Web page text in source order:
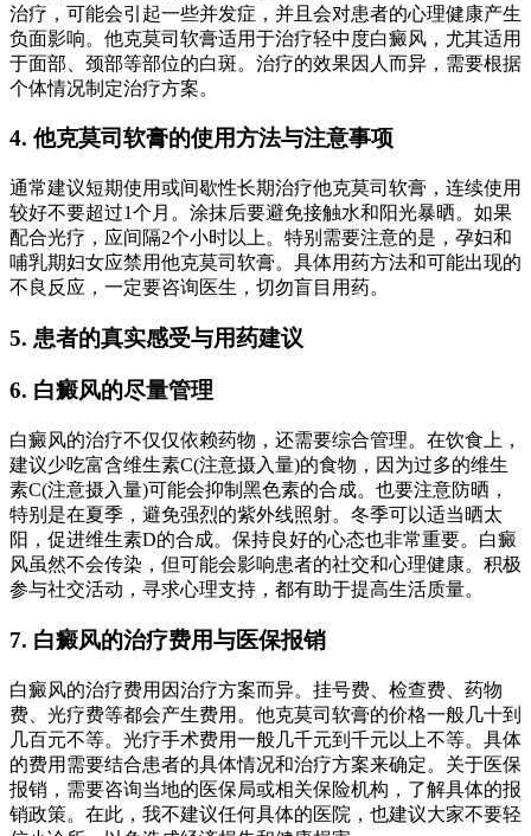
治疗，可能会引起一些并发症，并且会对患者的心理健康产生
负面影响。他克莫司软膏适用于治疗轻中度白癜风，尤其适用
于面部、颈部等部位的白斑。治疗的效果因人而异，需要根据
个体情况制定治疗方案。
4. 他克莫司软膏的使用方法与注意事项
通常建议短期使用或间歇性长期治疗他克莫司软膏，连续使用
较好不要超过1个月。涂抹后要避免接触水和阳光暴晒。如果
配合光疗，应间隔2个小时以上。特别需要注意的是，孕妇和
哺乳期妇女应禁用他克莫司软膏。具体用药方法和可能出现的
不良反应，一定要咨询医生，切勿盲目用药。
5. 患者的真实感受与用药建议
6. 白癜风的尽量管理
白癜风的治疗不仅仅依赖药物，还需要综合管理。在饮食上，
建议少吃富含维生素C(注意摄入量)的食物，因为过多的维生
素C(注意摄入量)可能会抑制黑色素的合成。也要注意防晒，
特别是在夏季，避免强烈的紫外线照射。冬季可以适当晒太
阳，促进维生素D的合成。保持良好的心态也非常重要。白癜
风虽然不会传染，但可能会影响患者的社交和心理健康。积极
参与社交活动，寻求心理支持，都有助于提高生活质量。
7. 白癜风的治疗费用与医保报销
白癜风的治疗费用因治疗方案而异。挂号费、检查费、药物
费、光疗费等都会产生费用。他克莫司软膏的价格一般几十到
几百元不等。光疗手术费用一般几千元到千元以上不等。具体
的费用需要结合患者的具体情况和治疗方案来确定。关于医保
报销，需要咨询当地的医保局或相关保险机构，了解具体的报
销政策。在此，我不建议任何具体的医院，也建议大家不要轻